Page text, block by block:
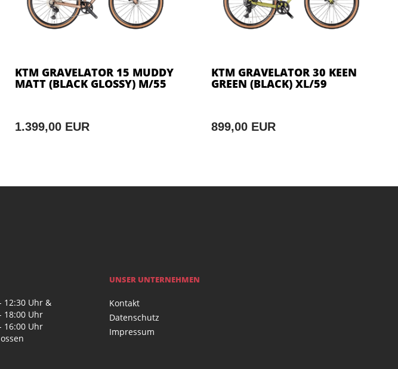
KTM GRAVELATOR 15 MUDDY
MATT (BLACK GLOSSY) M/55
1.399,00 EUR
KTM GRAVELATOR 30 KEEN
GREEN (BLACK) XL/59
899,00 EUR
12:30 Uhr &
18:00 Uhr
16:00 Uhr
UNSER UNTERNEHMEN
Kontakt
Datenschutz
Impressum